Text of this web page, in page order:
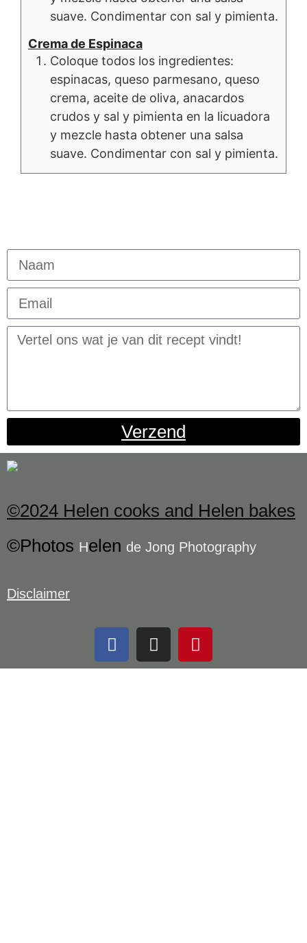
suave. Condimentar con sal y pimienta.
Crema de Espinaca
Coloque todos los ingredientes:
espinacas, queso parmesano, queso
crema, aceite de oliva, anacardos
crudos y sal y pimienta en la licuadora
y mezcle hasta obtener una salsa
suave. Condimentar con sal y pimienta.
Verzend
©2024 Helen cooks and Helen bakes
©Photos Helen de Jong Photography
Disclaimer